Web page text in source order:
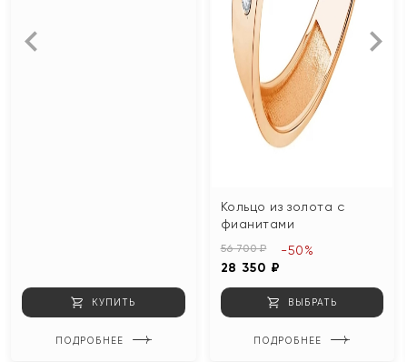
КУПИТЬ
ПОДРОБНЕЕ
Кольцо из золота с
фианитами
56 700 ₽
28 350 ₽
-50%
ВЫБРАТЬ
ПОДРОБНЕЕ